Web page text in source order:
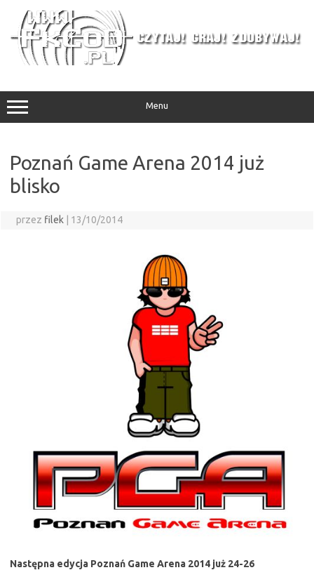
treści
Menu
Poznań Game Arena 2014 już
blisko
przez filek 13/10/2014
Następna edycja Poznań Game Arena 2014 już 24-26